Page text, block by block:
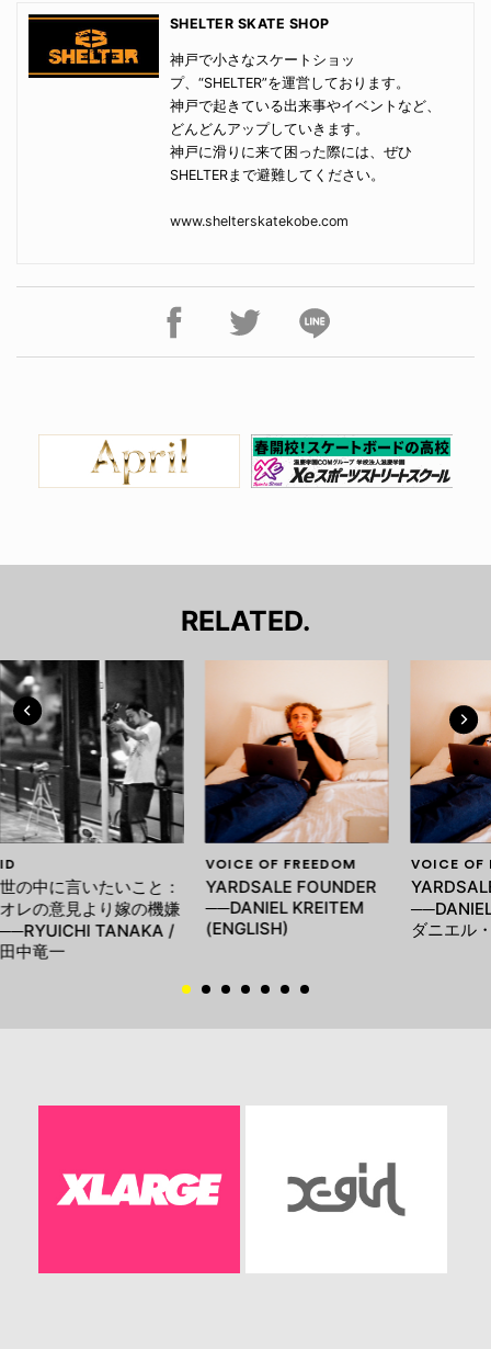
SHELTER SKATE SHOP
神戸で小さなスケートショッ
プ、“SHELTER”を運営しております。
神戸で起きている出来事やイベントなど、
どんどんアップしていきます。
神戸に滑りに来て困った際には、ぜひ
SHELTERまで避難してください。
www.shelterskatekobe.com
RELATED.
ID
世の中に言いたいこと：
オレの意見より嫁の機嫌
──RYUICHI TANAKA /
田中竜一
VOICE OF FREEDOM
YARDSALE FOUNDER
──DANIEL KREITEM
(ENGLISH)
VOICE OF
ダニエル